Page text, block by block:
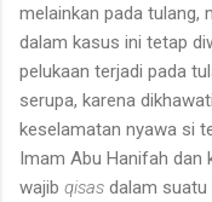
melainkan pada tulang,
dalam kasus ini tetap
pelukaan terjadi pada
serupa, karena
keselamatan nyawa si
Imam Abu Hanifah dan
wajib qisas dalam suatu